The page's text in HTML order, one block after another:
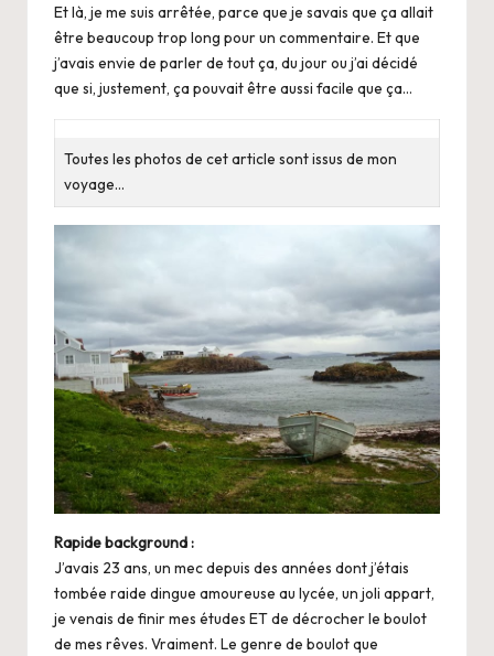
Et là, je me suis arrêtée, parce que je savais que ça allait
être beaucoup trop long pour un commentaire. Et que
j’avais envie de parler de tout ça, du jour ou j’ai décidé
que si, justement, ça pouvait être aussi facile que ça…
Toutes les photos de cet article sont issus de mon
voyage…
Rapide background :
J’avais 23 ans, un mec depuis des années dont j’étais
tombée raide dingue amoureuse au lycée, un joli appart,
je venais de finir mes études ET de décrocher le boulot
de mes rêves. Vraiment. Le genre de boulot que